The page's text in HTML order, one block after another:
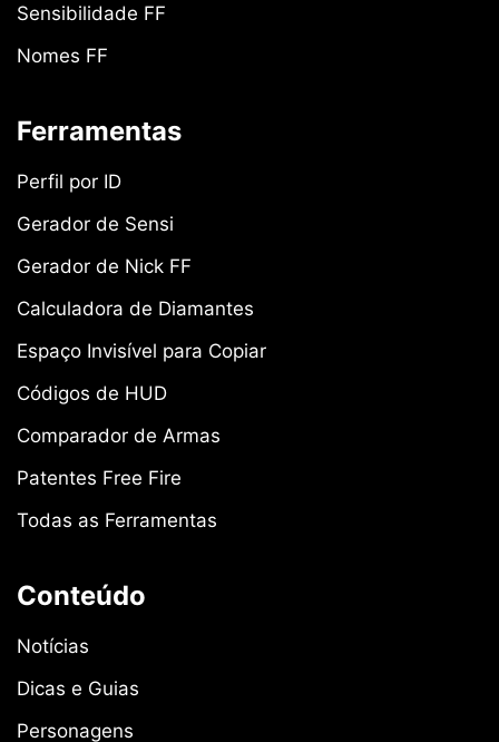
Sensibilidade FF
Nomes FF
Ferramentas
Perfil por ID
Gerador de Sensi
Gerador de Nick FF
Calculadora de Diamantes
Espaço Invisível para Copiar
Códigos de HUD
Comparador de Armas
Patentes Free Fire
Todas as Ferramentas
Conteúdo
Notícias
Dicas e Guias
Personagens